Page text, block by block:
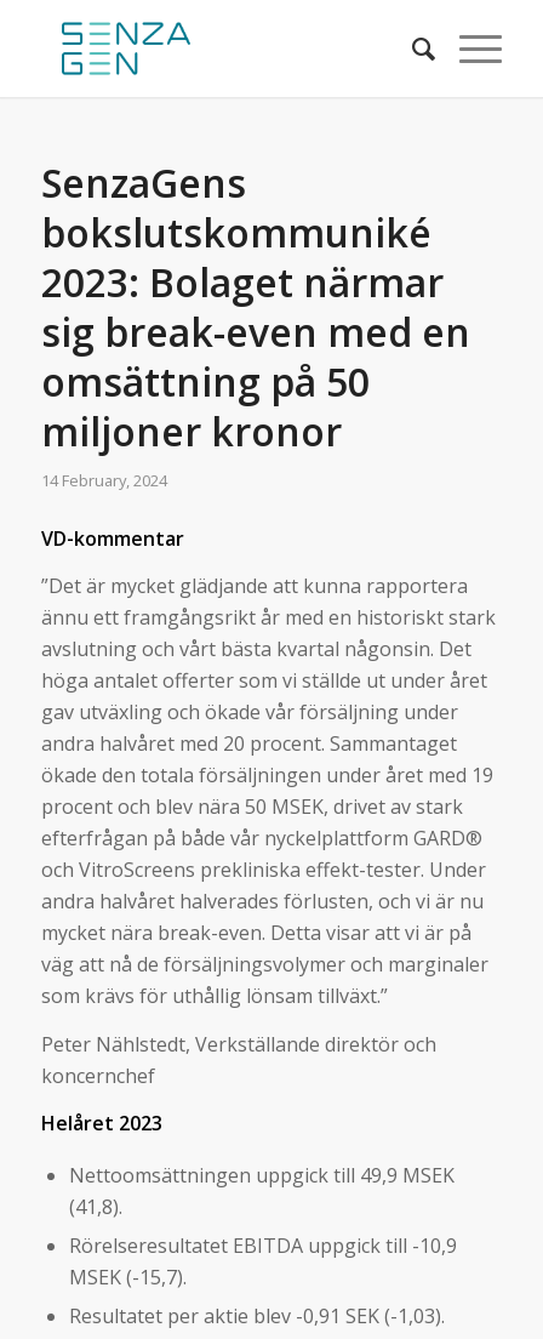
SenzaGens
bokslutskommuniké
2023: Bolaget närmar
sig break-even med en
omsättning på 50
miljoner kronor
14 February, 2024
VD-kommentar
”Det är mycket glädjande att kunna rapportera
ännu ett framgångsrikt år med en historiskt stark
avslutning och vårt bästa kvartal någonsin. Det
höga antalet offerter som vi ställde ut under året
gav utväxling och ökade vår försäljning under
andra halvåret med 20 procent. Sammantaget
ökade den totala försäljningen under året med 19
procent och blev nära 50 MSEK, drivet av stark
efterfrågan på både vår nyckelplattform GARD®
och VitroScreens prekliniska effekt-tester. Under
andra halvåret halverades förlusten, och vi är nu
mycket nära break-even. Detta visar att vi är på
väg att nå de försäljningsvolymer och marginaler
som krävs för uthållig lönsam tillväxt.”
Peter Nählstedt, Verkställande direktör och
koncernchef
Helåret 2023
Nettoomsättningen uppgick till 49,9 MSEK
(41,8).
Rörelseresultatet EBITDA uppgick till -10,9
MSEK (-15,7).
Resultatet per aktie blev -0,91 SEK (-1,03).